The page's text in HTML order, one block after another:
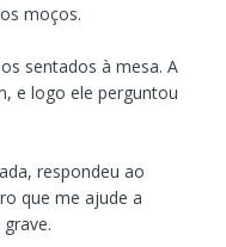
moços.
sentados à mesa. A
e logo ele perguntou
respondeu ao
que me ajude a